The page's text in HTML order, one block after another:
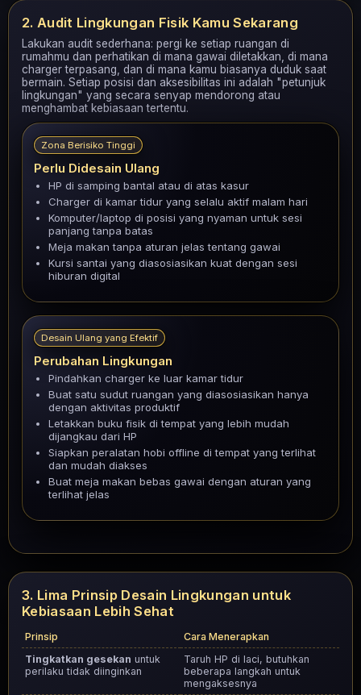
2. Audit Lingkungan Fisik Kamu Sekarang
Lakukan audit sederhana: pergi ke setiap ruangan di
rumahmu dan perhatikan di mana gawai diletakkan, di mana
charger terpasang, dan di mana kamu biasanya duduk saat
bermain. Setiap posisi dan aksesibilitas ini adalah "petunjuk
lingkungan" yang secara senyap mendorong atau
menghambat kebiasaan tertentu.
Zona Berisiko Tinggi
Perlu Didesain Ulang
HP di samping bantal atau di atas kasur
Charger di kamar tidur yang selalu aktif malam hari
Komputer/laptop di posisi yang nyaman untuk sesi
panjang tanpa batas
Meja makan tanpa aturan jelas tentang gawai
Kursi santai yang diasosiasikan kuat dengan sesi
hiburan digital
Desain Ulang yang Efektif
Perubahan Lingkungan
Pindahkan charger ke luar kamar tidur
Buat satu sudut ruangan yang diasosiasikan hanya
dengan aktivitas produktif
Letakkan buku fisik di tempat yang lebih mudah
dijangkau dari HP
Siapkan peralatan hobi offline di tempat yang terlihat
dan mudah diakses
Buat meja makan bebas gawai dengan aturan yang
terlihat jelas
3. Lima Prinsip Desain Lingkungan untuk
Kebiasaan Lebih Sehat
Prinsip
Cara Menerapkan
Tingkatkan gesekan untuk
perilaku tidak diinginkan
Taruh HP di laci, butuhkan
beberapa langkah untuk
mengaksesnya